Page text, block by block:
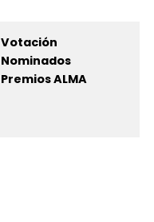
Votación
Nominados
Premios ALMA